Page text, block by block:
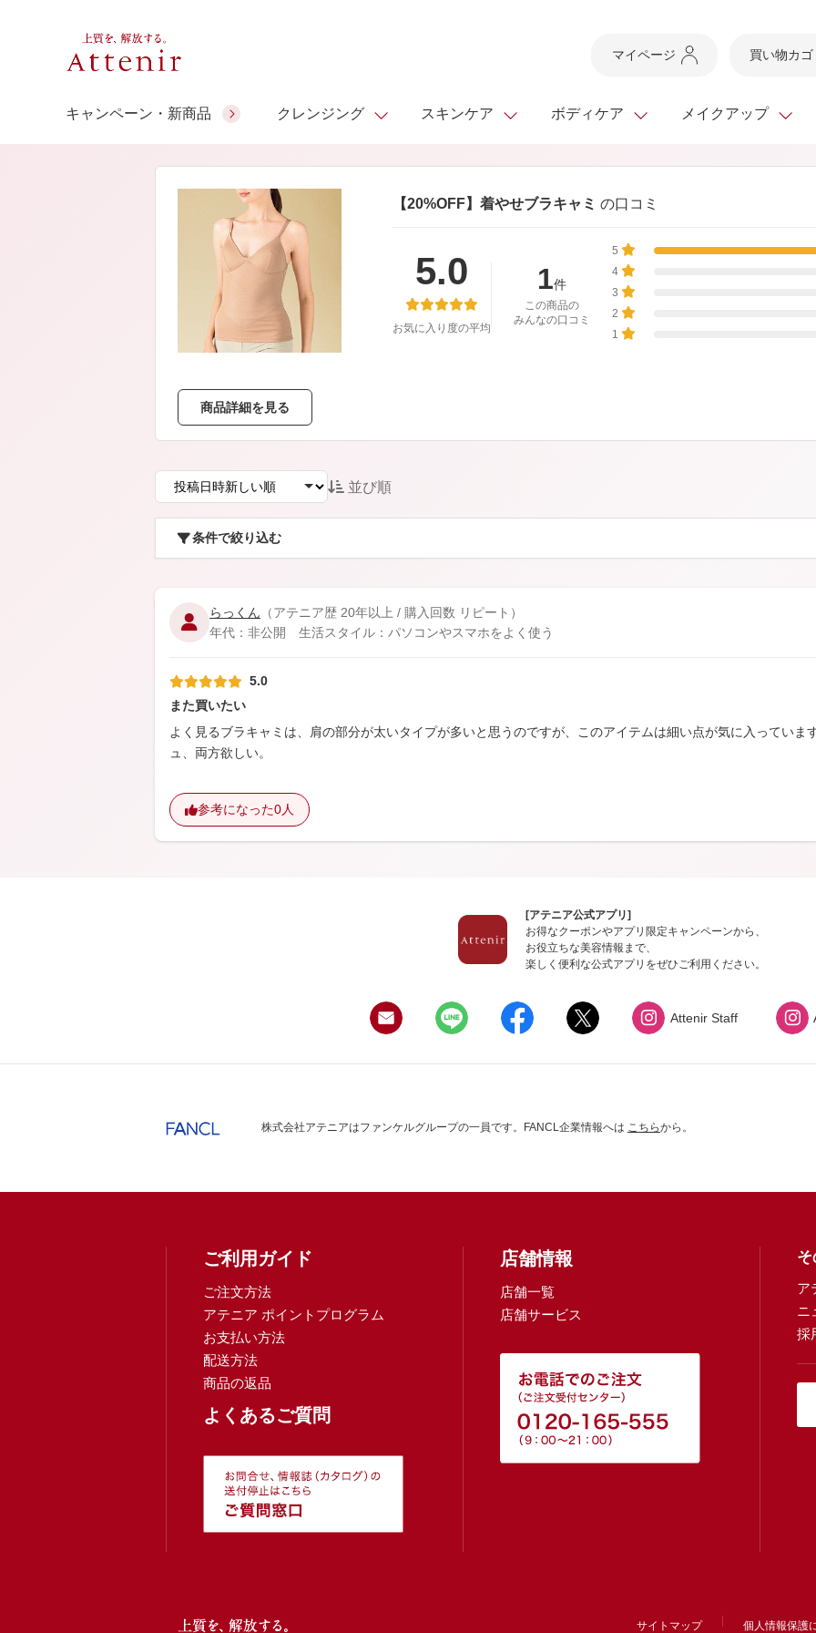
マイページ 買い物カゴ
キャンペーン・新商品 クレンジング
スキンクリア クレンズ オイル
スペシャルサイト ギフトサービス
お友達紹介サービス
スキンケア
ドレススノー ドレスリフト
理想肌バランス
アテニアの「時計美容」
ボディケア
アロマリチュアル
＆エイジングケア
・フレグランス
メイクアップ
ポイントメイク ベースメイク
Make Look
ビューティスト
ビューティーセレクト
マルチビタミン＆ミネラ
インナースマート カロリシェイプ
ギフトサービス
アテニア ギフト
シーンから選ぶ
ご予算から選ぶ
人気ランキング
スキンクリア クレンズ
【20%OFF】着やせブラキャミ の口コミ
5.0
お気に入り度の平均
1件
この商品の
みんなの口コミ
5
4
3
2
1
商品詳細を見る
並び順
条件で絞り込む
らっくん （アテニア歴 20年以上 / 購入回数 リピート）
年代：非公開 生活スタイル：パソコンやスマホをよく使う
5.0
また買いたい
よく見るブラキャミは、肩の部分が太いタイプが多いと思うのですが、このアイテムは細い点が気に入っていま
ュ、両方欲しい。
参考になった0人
[アテニア公式アプリ]
お得なクーポンやアプリ限定キャンペーンから、
お役立ちな美容情報まで、
楽しく便利な公式アプリをぜひご利用ください。
Attenir Staff
株式会社アテニアはファンケルグループの一員です。FANCL企業情報へは こちらから。
ご利用ガイド
ご注文方法
アテニア ポイントプログラム
お支払い方法
配送方法
商品の返品
よくあるご質問
店舗情報
店舗一覧
店舗サービス
そ
ア
ニ
採
サイトマップ 個人情報保護